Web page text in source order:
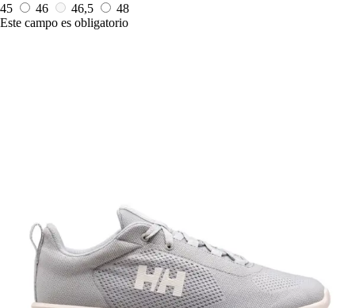
45
46 46,5
48
Este campo es obligatorio